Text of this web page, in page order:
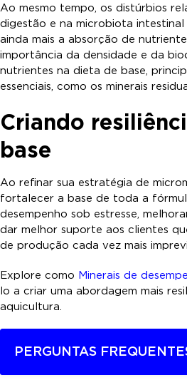
Ao mesmo tempo, os distúrbios
digestão e na microbiota
ainda mais a absorção de
importância da densidade e da
nutrientes na dieta de base,
essenciais, como os minerais
Criando
base
Ao refinar sua estratégia de
fortalecer a base de toda a
desempenho sob estresse,
dar melhor suporte aos clientes
de produção cada vez mais
Explore como Minerais de
lo a criar uma abordagem mais
aquicultura.
PERGUNTAS